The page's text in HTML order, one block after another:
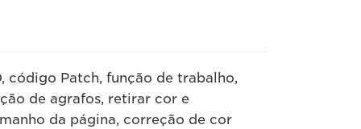
código Patch, função de trabalho,
de agrafos, retirar cor e
da página, correção de cor